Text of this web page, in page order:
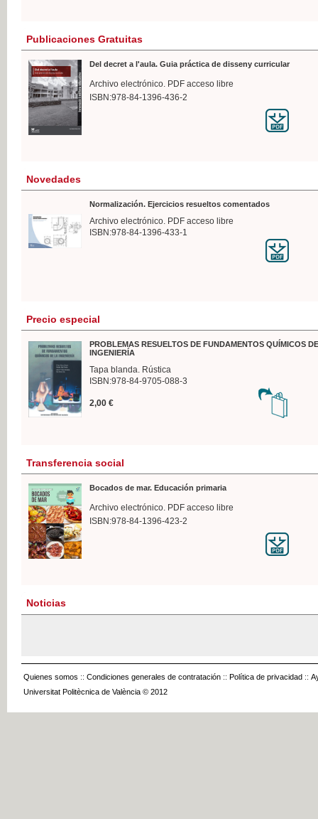
Publicaciones Gratuitas
Del decret a l'aula. Guia práctica de disseny curricular
Archivo electrónico. PDF acceso libre
ISBN:978-84-1396-436-2
Novedades
Normalización. Ejercicios resueltos comentados
Archivo electrónico. PDF acceso libre
ISBN:978-84-1396-433-1
Precio especial
PROBLEMAS RESUELTOS DE FUNDAMENTOS QUÍMICOS
INGENIERÍA
Tapa blanda. Rústica
ISBN:978-84-9705-088-3
2,00 €
Transferencia social
Bocados de mar. Educación primaria
Archivo electrónico. PDF acceso libre
ISBN:978-84-1396-423-2
Noticias
Quienes somos :: Condiciones generales de contratación :: Política de privacidad ::
Universitat Politècnica de València © 2012